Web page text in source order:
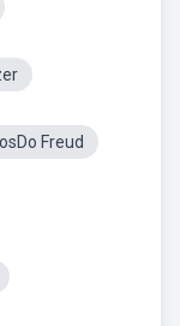
Freud